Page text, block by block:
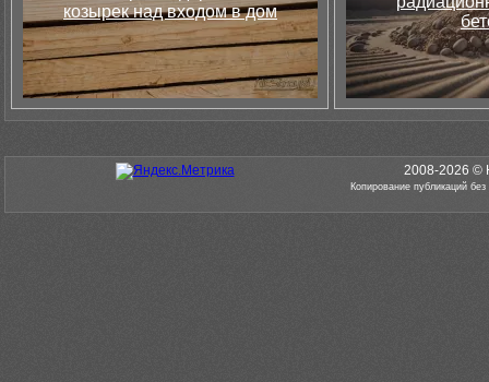
козырек над входом в дом
2008-2026 ©
Копирование публикаций